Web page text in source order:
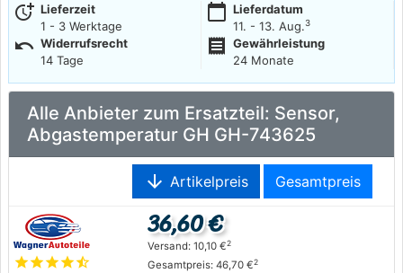
more_time Lieferzeit
1 - 3 Werktage
calendar_today Lieferdatum
11. - 13. Aug.3
undo Widerrufsrecht
14 Tage
receipt
Gewährleistung
24 Monate
Alle Anbieter zum Ersatzteil: Sensor,
Abgastemperatur GH GH-743625
arrow_downward Artikelpreis Gesamtpreis
starstarstarstarstar_half
36,60 €
Versand: 10,10 €2
Gesamtpreis: 46,70 €2